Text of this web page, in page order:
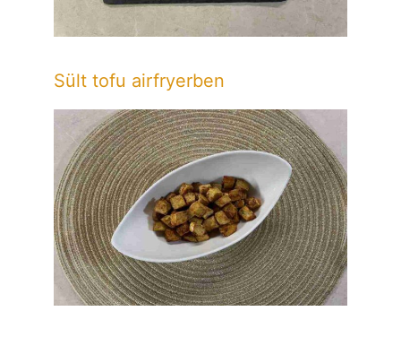
Sült tofu airfryerben